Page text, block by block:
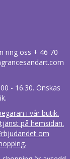
ring oss + 46 70
- 16.30. Önskas
i vår butik.
på hemsidan.
om